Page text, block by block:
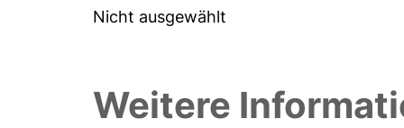
Nicht ausgewählt
Weitere